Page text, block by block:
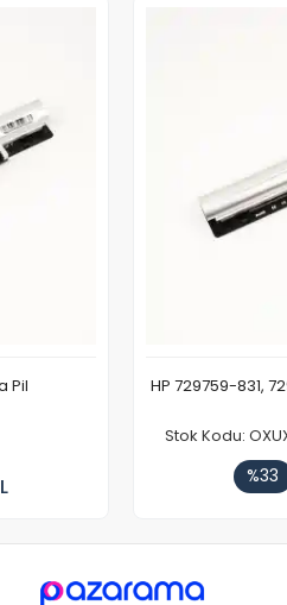
Pil
HP 729759-831,
Stok Kodu:
%33